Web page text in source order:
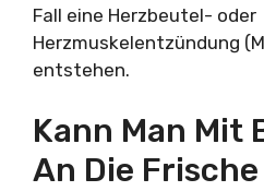
Fall eine Herzbeutel- oder
Herzmuskelentzündung
entstehen.
Kann Man Mit
An Die